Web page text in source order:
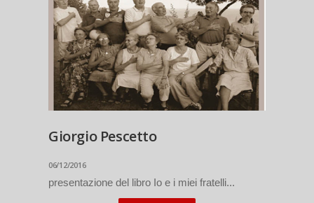
Giorgio Pescetto
06/12/2016
presentazione del libro Io e i miei fratelli...